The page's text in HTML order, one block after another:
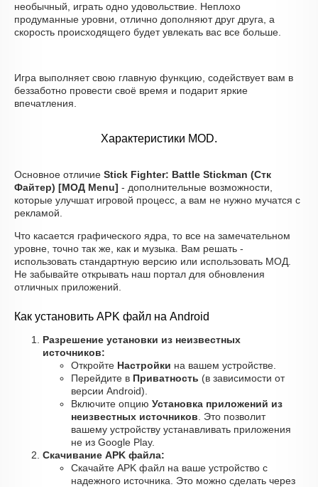
необычный, играть одно удовольствие. Неплохо
продуманные уровни, отлично дополняют друг друга, а
скорость происходящего будет увлекать вас все больше.
Игра выполняет свою главную функцию, содействует вам в
беззаботно провести своё время и подарит яркие
впечатления.
Характеристики MOD.
Основное отличие Stick Fighter: Battle Stickman (Стк
Файтер) [МОД Menu] - дополнительные возможности,
которые улучшат игровой процесс, а вам не нужно мучатся с
рекламой.
Что касается графического ядра, то все на замечательном
уровне, точно так же, как и музыка. Вам решать -
использовать стандартную версию или использовать МОД.
Не забывайте открывать наш портал для обновления
отличных приложений.
Как установить APK файл на Android
Разрешение установки из неизвестных
источников:
Откройте Настройки на вашем устройстве.
Перейдите в Приватность (в зависимости от
версии Android).
Включите опцию Установка приложений из
неизвестных источников . Это позволит
вашему устройству устанавливать приложения
не из Google Play.
Скачивание APK файла:
Скачайте APK файл на ваше устройство с
надежного источника. Это можно сделать через